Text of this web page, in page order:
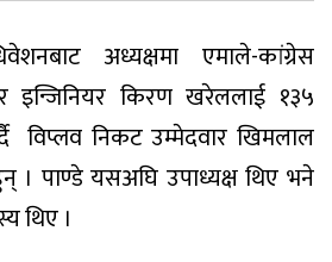
अध्यक्षमा एमाले-कांग्रेस
इन्जिनियर किरण खरेललाई १३५
विप्लव निकट उम्मेदवार खिमलाल
। पाण्डे यसअघि उपाध्यक्ष थिए भने
थिए ।